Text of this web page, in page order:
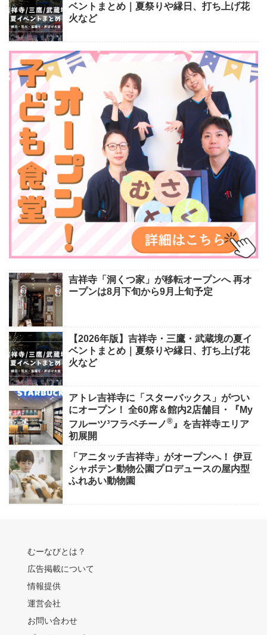
ベントまとめ｜夏祭りや縁日、打ち上げ花
火など
吉祥寺「洞くつ家」が移転オープンへ 再オ
ープンは8月下旬から9月上旬予定
【2026年版】吉祥寺・三鷹・武蔵境の夏イ
ベントまとめ｜夏祭りや縁日、打ち上げ花
火など
アトレ吉祥寺に「スターバックス」がつい
にオープン！ 全60席＆館内2店舗目・『My
フルーツ³フラペチーノ®』を吉祥寺エリア
初展開
「アニタッチ吉祥寺」がオープンへ！ 伊豆
シャボテン動物公園プロデュースの屋内型
ふれあい動物園
むーなびとは？
広告掲載について
情報提供
運営会社
お問い合わせ